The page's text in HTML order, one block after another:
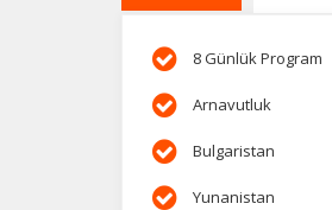
8 Günlük Program
Arnavutluk
Bulgaristan
Yunanistan